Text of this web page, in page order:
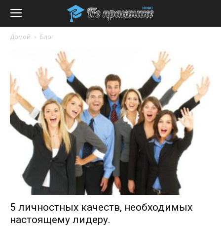
Домой Блог
5 личностных качеств, необходимых
настоящему лидеру.